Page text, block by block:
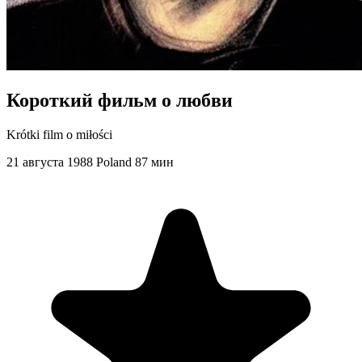
Короткий фильм о любви
Krótki film o miłości
21 августа 1988 Poland 87 мин